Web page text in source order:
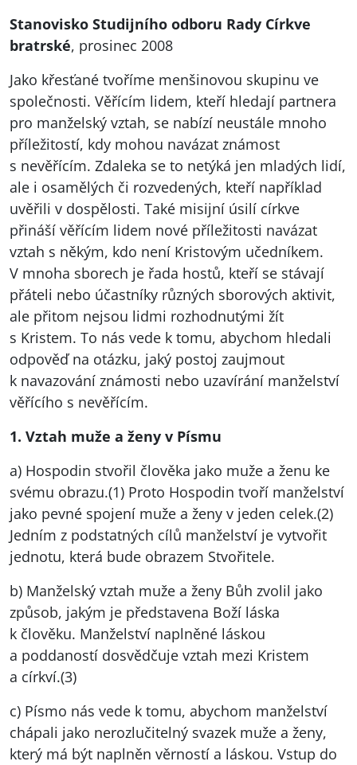
Stanovisko Studijního odboru Rady Církve
bratrské, prosinec 2008
Jako křesťané tvoříme menšinovou skupinu ve
společnosti. Věřícím lidem, kteří hledají partnera
pro manželský vztah, se nabízí neustále mnoho
příležitostí, kdy mohou navázat známost
s nevěřícím. Zdaleka se to netýká jen mladých lidí,
ale i osamělých či rozvedených, kteří například
uvěřili v dospělosti. Také misijní úsilí církve
přináší věřícím lidem nové příležitosti navázat
vztah s někým, kdo není Kristovým učedníkem.
V mnoha sborech je řada hostů, kteří se stávají
přáteli nebo účastníky různých sborových aktivit,
ale přitom nejsou lidmi rozhodnutými žít
s Kristem. To nás vede k tomu, abychom hledali
odpověď na otázku, jaký postoj zaujmout
k navazování známosti nebo uzavírání manželství
věřícího s nevěřícím.
1. Vztah muže a ženy v Písmu
a) Hospodin stvořil člověka jako muže a ženu ke
svému obrazu.(1) Proto Hospodin tvoří manželství
jako pevné spojení muže a ženy v jeden celek.(2)
Jedním z podstatných cílů manželství je vytvořit
jednotu, která bude obrazem Stvořitele.
b) Manželský vztah muže a ženy Bůh zvolil jako
způsob, jakým je představena Boží láska
k člověku. Manželství naplněné láskou
a poddaností dosvědčuje vztah mezi Kristem
a církví.(3)
c) Písmo nás vede k tomu, abychom manželství
chápali jako nerozlučitelný svazek muže a ženy,
který má být naplněn věrností a láskou. Vstup do